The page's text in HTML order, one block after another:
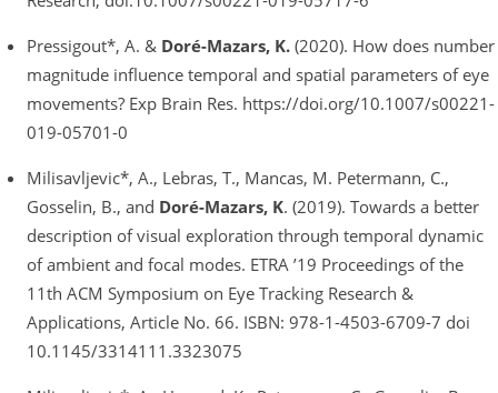
Pressigout*, A. & Doré-Mazars, K.(2020). How does number
magnitude influence temporal and spatial parameters of eye
movements? Exp Brain Res. https://doi.org/10.1007/s00221-
019-05701-0
Milisavljevic*, A., Lebras, T., Mancas, M. Petermann, C.,
Gosselin, B., and Doré-Mazars, K. (2019). Towards a better
description of visual exploration through temporal dynamic
of ambient and focal modes. ETRA ’19 Proceedings of the
11th ACM Symposium on Eye Tracking Research &
Applications, Article No. 66. ISBN: 978-1-4503-6709-7 doi
10.1145/3314111.3323075